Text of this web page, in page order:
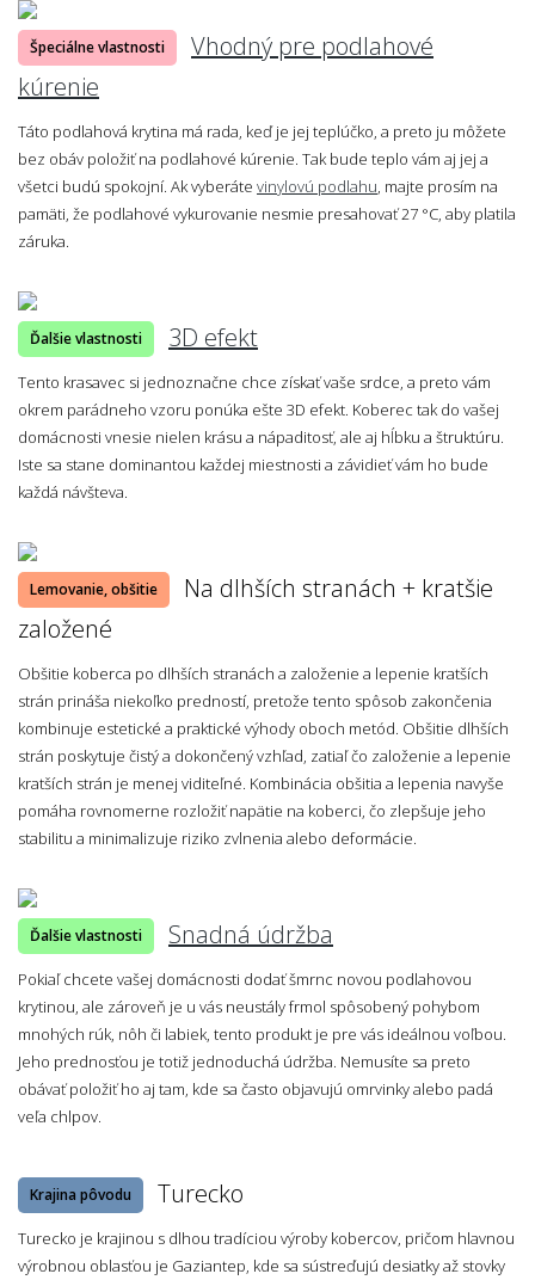
Špeciálne vlastnosti
Vhodný pre podlahové
kúrenie
Táto podlahová krytina má rada, keď je jej teplúčko, a preto ju môžete
bez obáv položiť na podlahové kúrenie. Tak bude teplo vám aj jej a
všetci budú spokojní. Ak vyberáte vinylovú podlahu, majte prosím na
pamäti, že podlahové vykurovanie nesmie presahovať 27 °C, aby platila
záruka.
Ďalšie vlastnosti 3D efekt
Tento krasavec si jednoznačne chce získať vaše srdce, a preto vám
okrem parádneho vzoru ponúka ešte 3D efekt. Koberec tak do vašej
domácnosti vnesie nielen krásu a nápaditosť, ale aj hĺbku a štruktúru.
Iste sa stane dominantou každej miestnosti a závidieť vám ho bude
každá návšteva.
Lemovanie, obšitie
Na dlhších stranách + kratšie
založené
Obšitie koberca po dlhších stranách a založenie a lepenie kratších
strán prináša niekoľko predností, pretože tento spôsob zakončenia
kombinuje estetické a praktické výhody oboch metód. Obšitie dlhších
strán poskytuje čistý a dokončený vzhľad, zatiaľ čo založenie a lepenie
kratších strán je menej viditeľné. Kombinácia obšitia a lepenia navyše
pomáha rovnomerne rozložiť napätie na koberci, čo zlepšuje jeho
stabilitu a minimalizuje riziko zvlnenia alebo deformácie.
Ďalšie vlastnosti Snadná údržba
Pokiaľ chcete vašej domácnosti dodať šmrnc novou podlahovou
krytinou, ale zároveň je u vás neustály frmol spôsobený pohybom
mnohých rúk, nôh či labiek, tento produkt je pre vás ideálnou voľbou.
Jeho prednosťou je totiž jednoduchá údržba. Nemusíte sa preto
obávať položiť ho aj tam, kde sa často objavujú omrvinky alebo padá
veľa chlpov.
Krajina pôvodu Turecko
Turecko je krajinou s dlhou tradíciou výroby kobercov, pričom hlavnou
výrobnou oblasťou je Gaziantep, kde sa sústreďujú desiatky až stovky